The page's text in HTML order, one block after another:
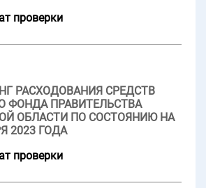
проверки
РАСХОДОВАНИЯ СРЕДСТВ
ФОНДА ПРАВИТЕЛЬСТВА
ОБЛАСТИ ПО СОСТОЯНИЮ НА
2023 ГОДА
проверки